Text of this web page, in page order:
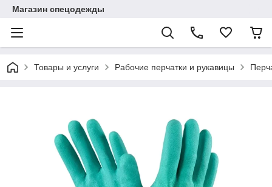
Магазин спецодежды
Товары и услуги Рабочие перчатки и рукавицы